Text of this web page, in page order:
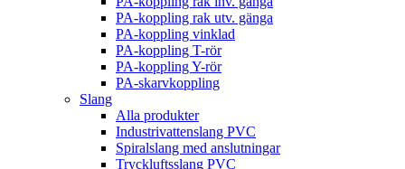
PA-koppling rak utv. gänga
PA-koppling vinklad
PA-koppling T-rör
PA-koppling Y-rör
PA-skarvkoppling
Slang
Alla produkter
Industrivattenslang PVC
Spiralslang med anslutningar
Tryckluftsslang PVC